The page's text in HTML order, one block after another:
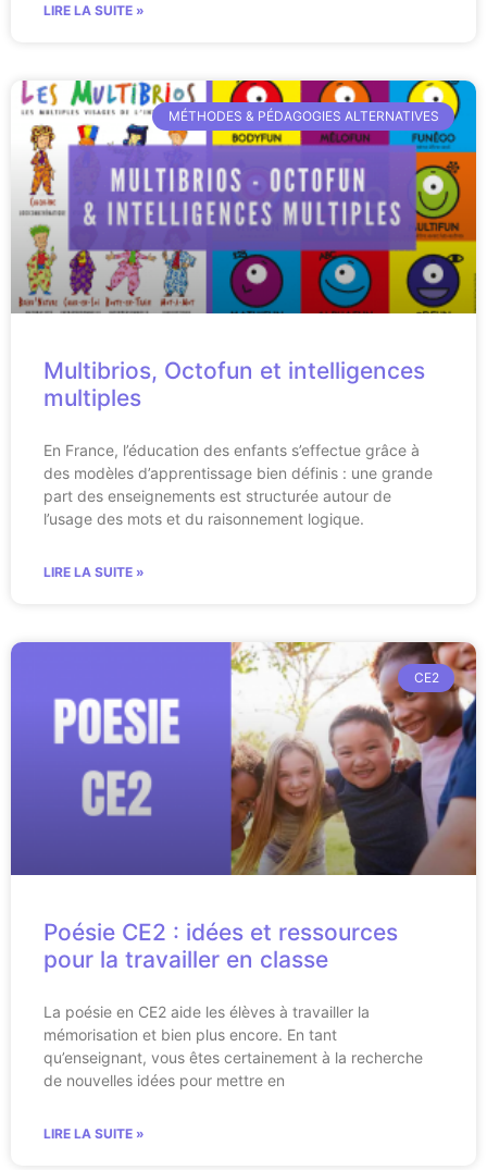
LIRE LA SUITE »
MÉTHODES & PÉDAGOGIES ALTERNATIVES
Multibrios, Octofun et intelligences
multiples
En France, l’éducation des enfants s’effectue grâce à
des modèles d’apprentissage bien définis : une grande
part des enseignements est structurée autour de
l’usage des mots et du raisonnement logique.
LIRE LA SUITE »
CE2
Poésie CE2 : idées et ressources
pour la travailler en classe
La poésie en CE2 aide les élèves à travailler la
mémorisation et bien plus encore. En tant
qu’enseignant, vous êtes certainement à la recherche
de nouvelles idées pour mettre en
LIRE LA SUITE »